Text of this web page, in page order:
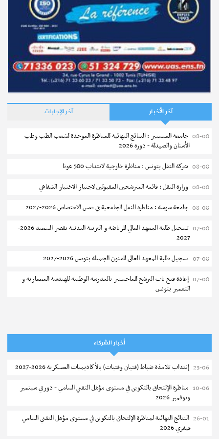
آخر الأخبار آخر الإجابات
08-08 جامعة المنستير : النتائج النهائية للمناظرة الموحدة لشعب الطب وطب
الأسنان والصيدلة - دورة 2026
08-08 شركة النقل بتونس : مناظرة خارجية لانتداب 580 عونا
08-08 وزارة النقل : قائمة المترشحين المقبولين لاجتياز الاختبار الشفاهي
08-08 جامعة سوسة : مناظرة النقل الجامعية في نفس الاختصاص 2026-2027
07-08
تسجيل طلبة المعهد العالي للرياضة و التربية البدنية بقصر السعيد 2026-
2027
07-08 تسجيل طلبة المعهد العالى للفنون الجميلة بتونس 2026-2027
07-08 إعادة فتح باب الترشح للماجستير بالمدرسة الوطنية للهندسة المعمارية و
التعمير بتونس
المعهد العالي للعلوم التطبيقية والتكنولوجيا بالقيروان : الترشح للماجستير
2026-2027
06-08 الترشح للماجستير بالمعهد العالي لمهن الموضة بالمنستير 2026-2027
تمديد آجال الترشح للماجستير بالمعهد العالي لعلوم و تقنيات المياه بقابس
أخبار الشركاء
23-06 إنتداب تلامذة ضباط (فتيان وفتيات) بالأكاديميات العسكرية 2026-2027
10-06 مناظرة الإلتحاق بالتكوين في مستوى مؤهل التقني السامي - دورتي سبتمبر
ونوفمبر 2026
26-01 النتائج النهائية لمناظرة الإلتحاق بالتكوين في مستوى مؤهل التقني السامي
فيفري 2026